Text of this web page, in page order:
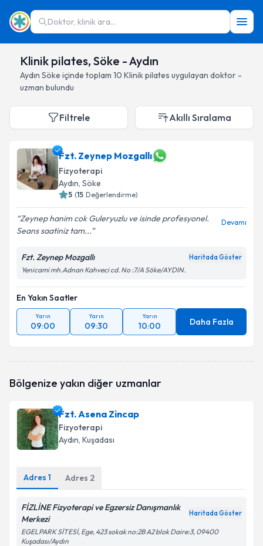
Doktor, klinik ara...
Klinik pilates, Söke - Aydın
Aydın Söke içinde toplam 10 Klinik pilates uygulayan doktor -
uzman bulundu
Filtrele Akıllı Sıralama
Fzt. Zeynep Mozgallı
Fizyoterapi
Aydın, Söke
5 (15 Değerlendirme)
Zeynep hanim cok Guleryuzlu ve isinde profesyonel.
Seans saatiniz tam...
Devamı
Fzt. Zeynep Mozgallı Haritada Göster
Yenicami mh.Adnan Kahveci cd. No :7/A Söke/AYDIN.
En Yakın Saatler
Yarın
09:00
Yarın
09:30
Yarın
10:00 Daha Fazla
Bölgenize yakın diğer uzmanlar
Fzt. Asena Zincap
Fizyoterapi
Aydın, Kuşadası
Adres 1 Adres 2
FİZLİNE Fizyoterapi ve Egzersiz Danışmanlık
Merkezi
Haritada Göster
EGELPARK SİTESİ, Ege, 423 sokak no:2B A2 blok Daire:3, 09400
Kuşadası/Aydın